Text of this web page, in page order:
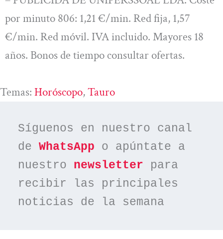
por minuto 806: 1,21 €/min. Red fija, 1,57
€/min. Red móvil. IVA incluido. Mayores 18
años. Bonos de tiempo consultar ofertas.
Temas: Horóscopo, Tauro
Síguenos en nuestro canal
de WhatsApp o apúntate a
nuestro newsletter para
recibir las principales
noticias de la semana